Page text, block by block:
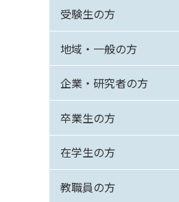
受験生の方
地域・一般の方
企業・研究者の方
卒業生の方
在学生の方
教職員の方